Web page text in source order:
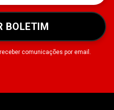
BOLETIM
comunicações por email.